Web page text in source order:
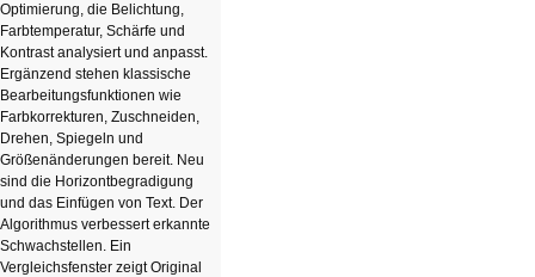
Optimierung, die Belichtung,
Farbtemperatur, Schärfe und
Kontrast analysiert und anpasst.
Ergänzend stehen klassische
Bearbeitungsfunktionen wie
Farbkorrekturen, Zuschneiden,
Drehen, Spiegeln und
Größenänderungen bereit. Neu
sind die Horizontbegradigung
und das Einfügen von Text. Der
Algorithmus verbessert erkannte
Schwachstellen. Ein
Vergleichsfenster zeigt Original